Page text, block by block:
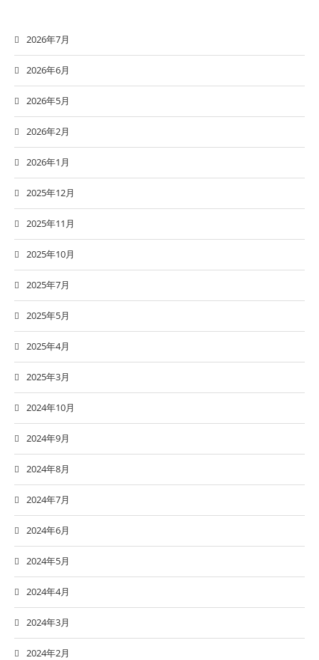
2026年7月
2026年6月
2026年5月
2026年2月
2026年1月
2025年12月
2025年11月
2025年10月
2025年7月
2025年5月
2025年4月
2025年3月
2024年10月
2024年9月
2024年8月
2024年7月
2024年6月
2024年5月
2024年4月
2024年3月
2024年2月